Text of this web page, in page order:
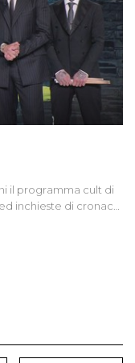
il programma cult di
inchieste di cronaca